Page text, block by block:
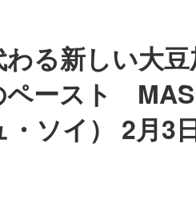
る新しい大豆
ペースト
ソイ） 2月3